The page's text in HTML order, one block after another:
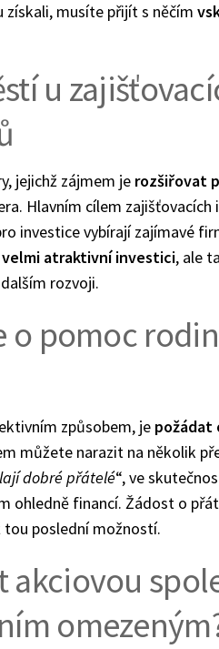
získali, musíte přijít s něčím
u
jejichž zájmem je rozšiřovat
Hlavním cílem
investice vybírají zajímavé
velmi atraktivní investici, ale
rozvoji.
o pomoc
způsobem, je požádat
můžete narazit na několik
dobré přátelé“, ve
ohledně financí. Žádost o
poslední možností.
akciovou